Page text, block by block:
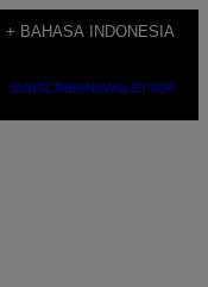
+ BAHASA INDONESIA
SUBSCRIBENEWSLETTER